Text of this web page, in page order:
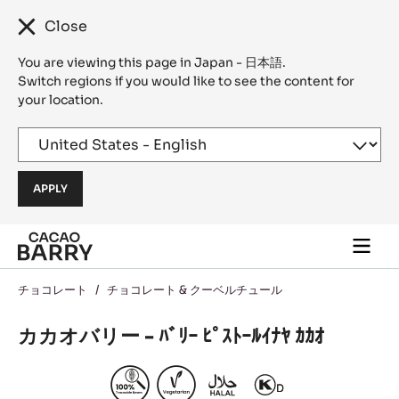
Close
You are viewing this page in Japan - 日本語.
Switch regions if you would like to see the content for
your location.
Skip to main content
main
チョコレート / チョコレート & クーベルチュール
カカオバリー - ﾊﾞﾘｰ ﾋﾟｽﾄｰﾙｲﾅﾔ ｶｶｵ